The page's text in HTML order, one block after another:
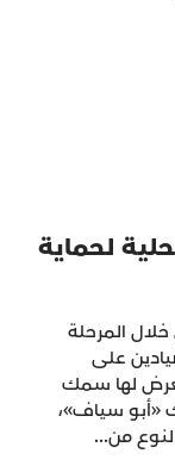
لحماية
المرحلة
على
لها سمك
«أبو سياف»،
من...